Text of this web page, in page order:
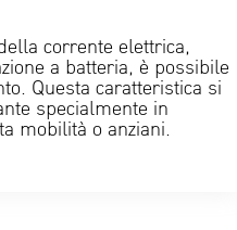
corrente elettrica,
a batteria, è possibile
Questa caratteristica si
specialmente in
mobilità o anziani.